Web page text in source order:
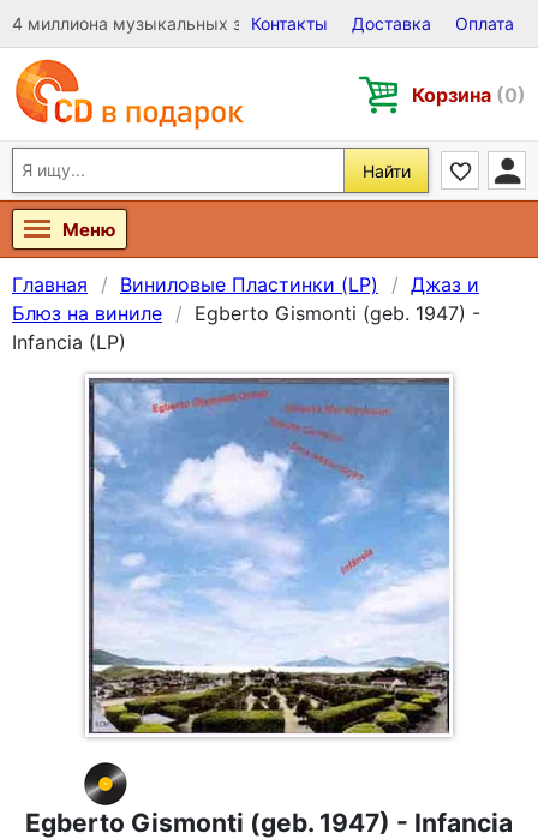
4 миллиона музыкальных записей на Виниле, CD и DVD
Контакты Доставка Оплата
Корзина (0)
Найти
Меню
Главная Виниловые Пластинки (LP)
Джаз и
Блюз на виниле
Egberto Gismonti (geb. 1947) -
Infancia (LP)
Egberto Gismonti (geb. 1947) - Infancia